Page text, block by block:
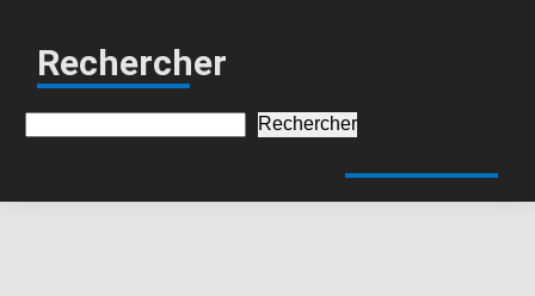
Rechercher
Rechercher